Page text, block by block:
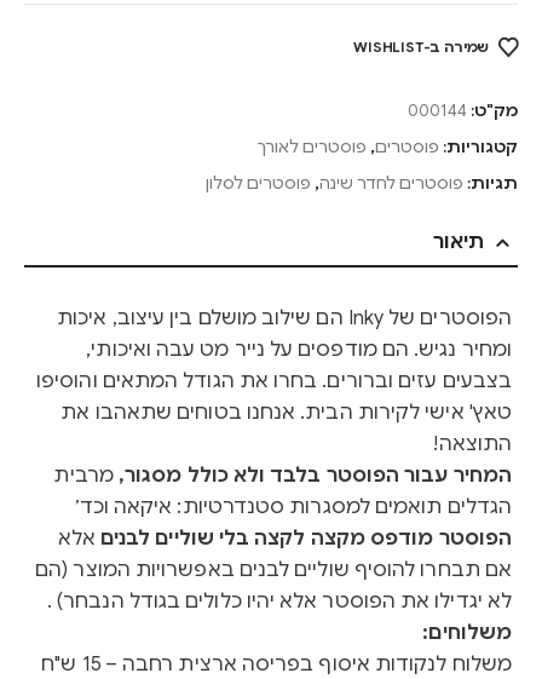
שמירה ב-WISHLIST
מק"ט: 000144
קטגוריות: פוסטרים, פוסטרים לאורך
תגיות: פוסטרים לחדר שינה, פוסטרים לסלון
תיאור
הפוסטרים של Inky הם שילוב מושלם בין עיצוב, איכות
ומחיר נגיש. הם מודפסים על נייר מט עבה ואיכותי,
בצבעים עזים וברורים. בחרו את הגודל המתאים והוסיפו
טאץ' אישי לקירות הבית. אנחנו בטוחים שתאהבו את
התוצאה!
המחיר עבור הפוסטר בלבד ולא כולל מסגור, מרבית
הגדלים תואמים למסגרות סטנדרטיות: איקאה וכד׳
הפוסטר מודפס מקצה לקצה בלי שוליים לבנים אלא
אם תבחרו להוסיף שוליים לבנים באפשרויות המוצר (הם
לא יגדילו את הפוסטר אלא יהיו כלולים בגודל הנבחר) .
משלוחים:
משלוח לנקודות איסוף בפריסה ארצית רחבה – 15 ש"ח